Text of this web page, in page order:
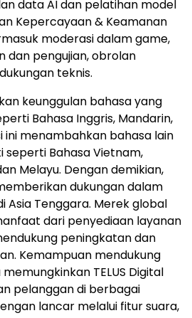
data AI dan pelatihan model
Kepercayaan & Keamanan
moderasi dalam game,
dan pengujian, obrolan
teknis.
keunggulan bahasa yang
Bahasa Inggris, Mandarin,
ini menambahkan bahasa lain
seperti Bahasa Vietnam,
Melayu. Dengan demikian,
dukungan dalam
Asia Tenggara. Merek global
dari penyediaan layanan
peningkatan dan
Kemampuan mendukung
TELUS Digital
pelanggan di berbagai
lancar melalui fitur suara,